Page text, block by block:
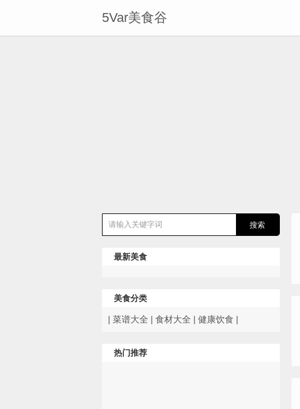
5Var美食谷
最新美食
美食分类
| 菜谱大全 | 食材大全 | 健康饮食 |
热门推荐